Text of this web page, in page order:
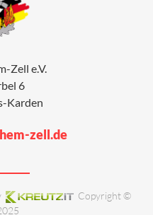
Zell e.V.
6
Karden
zell.de
Copyright ©